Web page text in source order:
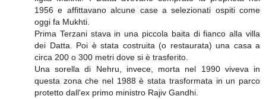
1956 e affittavano alcune case a selezionati ospiti come
oggi fa Mukhti.
Prima Terzani stava in una piccola baita di fianco alla villa
dei Datta. Poi è stata costruita (o restaurata) una casa a
circa 200 o 300 metri dove si è trasferito.
Una sorella di Nehru, invece, morta nel 1990 viveva in
questa zona che nel 1988 è stata trasformata in un parco
protetto dall'ex primo ministro Rajiv Gandhi.